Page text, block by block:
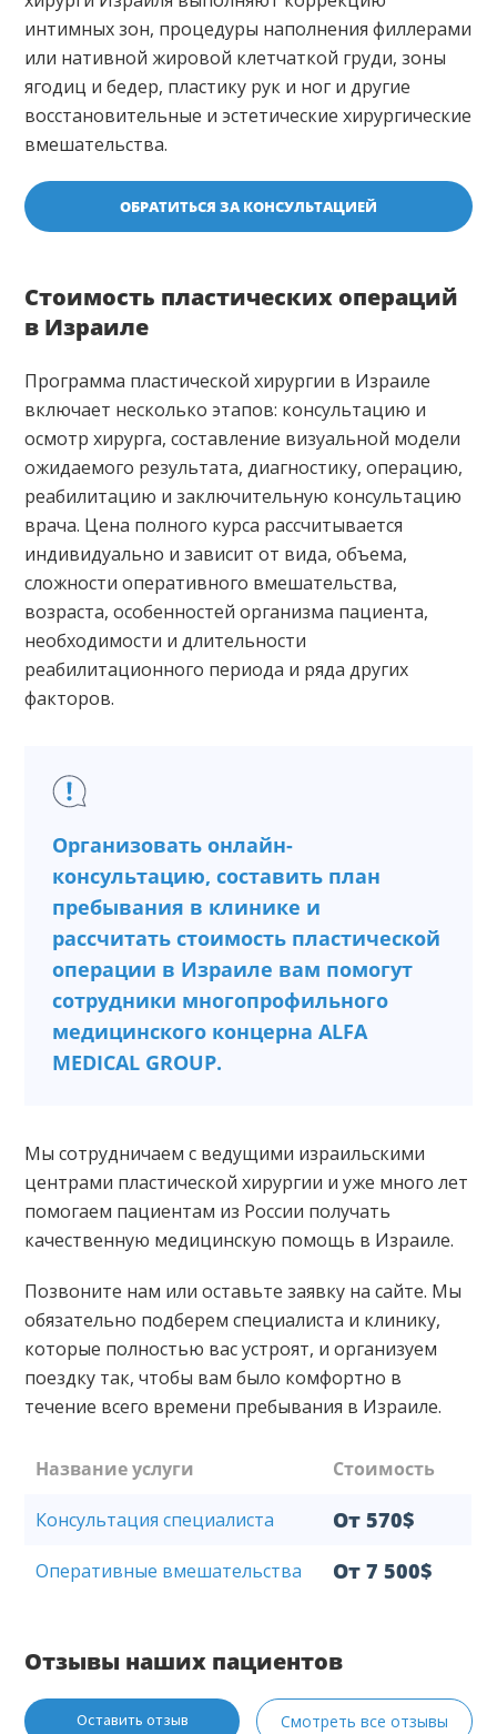
интимных зон, процедуры наполнения филлерами
или нативной жировой клетчаткой груди, зоны
ягодиц и бедер, пластику рук и ног и другие
восстановительные и эстетические хирургические
вмешательства.
ОБРАТИТЬСЯ ЗА КОНСУЛЬТАЦИЕЙ
Стоимость пластических операций
в Израиле
Программа пластической хирургии в Израиле
включает несколько этапов: консультацию и
осмотр хирурга, составление визуальной модели
ожидаемого результата, диагностику, операцию,
реабилитацию и заключительную консультацию
врача. Цена полного курса рассчитывается
индивидуально и зависит от вида, объема,
сложности оперативного вмешательства,
возраста, особенностей организма пациента,
необходимости и длительности
реабилитационного периода и ряда других
факторов.
Организовать онлайн-
консультацию, составить план
пребывания в клинике и
рассчитать стоимость пластической
операции в Израиле вам помогут
сотрудники многопрофильного
медицинского концерна ALFA
MEDICAL GROUP.
Мы сотрудничаем с ведущими израильскими
центрами пластической хирургии и уже много лет
помогаем пациентам из России получать
качественную медицинскую помощь в Израиле.
Позвоните нам или оставьте заявку на сайте. Мы
обязательно подберем специалиста и клинику,
которые полностью вас устроят, и организуем
поездку так, чтобы вам было комфортно в
течение всего времени пребывания в Израиле.
Название услуги Стоимость
Консультация специалиста От 570$
Оперативные вмешательства От 7 500$
Отзывы наших пациентов
Оставить отзыв Смотреть все отзывы